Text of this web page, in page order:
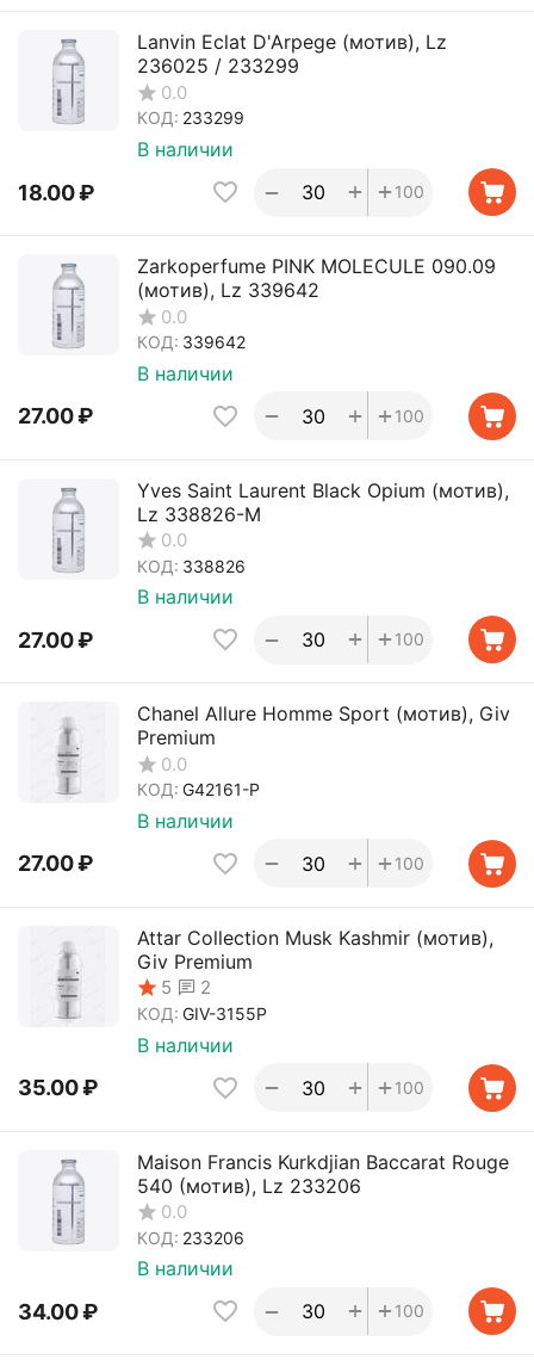
Lanvin Eclat D'Arpege (мотив), Lz
236025 / 233299
0.0
КОД: 233299
В наличии
18.00₽ + 100
+
−
Zarkoperfume PINK MOLECULE 090.09
(мотив), Lz 339642
0.0
КОД: 339642
В наличии
27.00₽ + 100
+
−
Yves Saint Laurent Black Opium (мотив),
Lz 338826-M
0.0
КОД: 338826
В наличии
27.00₽ + 100
+
−
Chanel Allure Homme Sport (мотив), Giv
Premium
0.0
КОД: G42161-P
В наличии
27.00₽ + 100
+
−
Attar Collection Musk Kashmir (мотив),
Giv Premium
5 2
КОД: GIV-3155P
В наличии
35.00₽ + 100
+
−
Maison Francis Kurkdjian Baccarat Rouge
540 (мотив), Lz 233206
0.0
КОД: 233206
В наличии
34.00₽ + 100
+
−